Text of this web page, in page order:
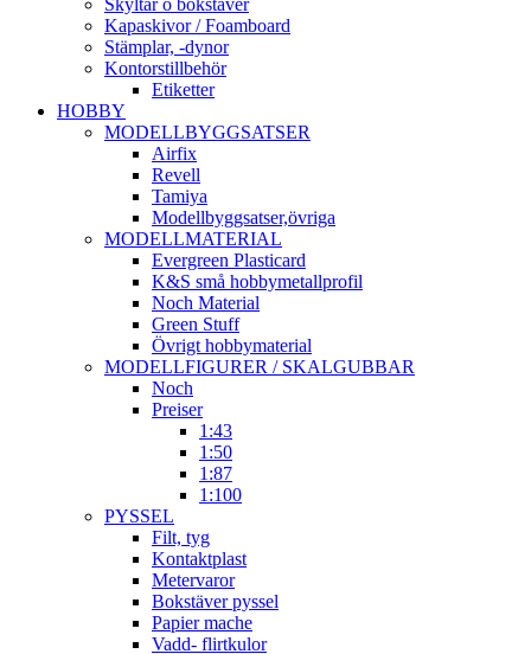
Kapaskivor / Foamboard
Stämplar, -dynor
Kontorstillbehör
Etiketter
HOBBY
MODELLBYGGSATSER
Airfix
Revell
Tamiya
Modellbyggsatser,övriga
MODELLMATERIAL
Evergreen Plasticard
K&S små hobbymetallprofil
Noch Material
Green Stuff
Övrigt hobbymaterial
MODELLFIGURER / SKALGUBBAR
Noch
Preiser
1:43
1:50
1:87
1:100
PYSSEL
Filt, tyg
Kontaktplast
Metervaror
Bokstäver pyssel
Papier mache
Vadd- flirtkulor